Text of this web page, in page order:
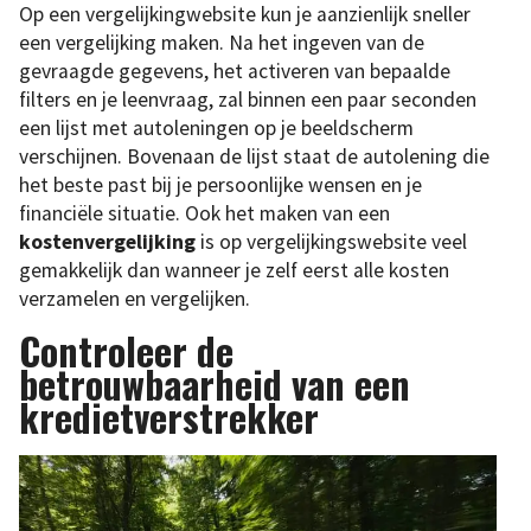
Op een vergelijkingwebsite kun je aanzienlijk sneller
een vergelijking maken. Na het ingeven van de
gevraagde gegevens, het activeren van bepaalde
filters en je leenvraag, zal binnen een paar seconden
een lijst met autoleningen op je beeldscherm
verschijnen. Bovenaan de lijst staat de autolening die
het beste past bij je persoonlijke wensen en je
financiële situatie. Ook het maken van een
kostenvergelijking is op vergelijkingswebsite veel
gemakkelijk dan wanneer je zelf eerst alle kosten
verzamelen en vergelijken.
Controleer de
betrouwbaarheid van een
kredietverstrekker